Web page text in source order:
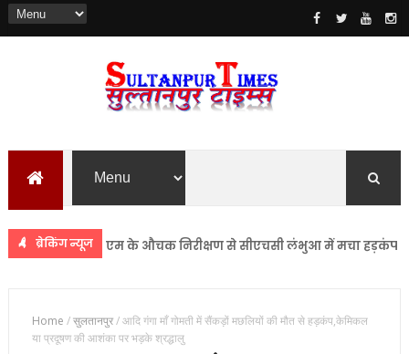
ब्रेकिंग न्यूज
सुलतानपुर डीएम के औचक निरीक्षण से सीएचसी लंभुआ में मचा हड़कंप
Home /सुलतानपुर/आदि गंगा माँ गोमती में सैंकड़ों मछलियों की मौत से हड़कंप,केमिकल
या प्रदूषण की आशंका पर भड़के श्रद्धालु